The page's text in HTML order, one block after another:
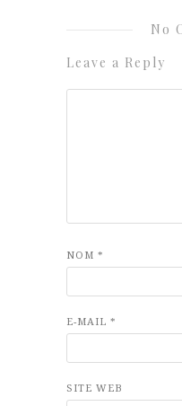
No
Leave a Reply
NOM *
E-MAIL *
SITE WEB